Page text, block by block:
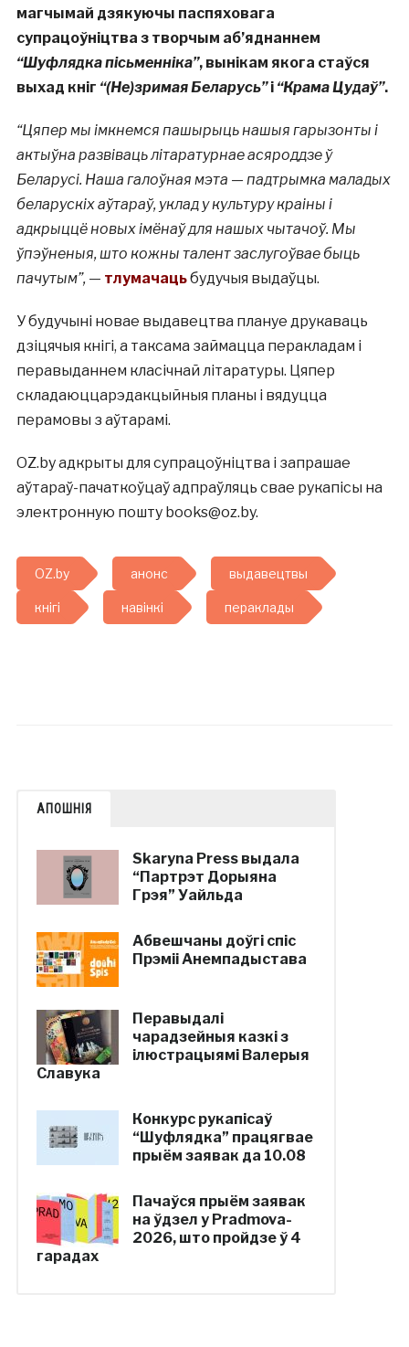
магчымай дзякуючы паспяховага
супрацоўніцтва з творчым аб’яднаннем
“Шуфлядка пісьменніка”, вынікам якога стаўся
выхад кніг “(Не)зримая Беларусь”і “Крама Цудаў”.
“Цяпер мы імкнемся пашырыць нашыя гарызонты і
актыўна развіваць літаратурнае асяроддзе ў
Беларусі. Наша галоўная мэта — падтрымка маладых
беларускіх аўтараў, уклад у культуру краіны і
адкрыццё новых імёнаў для нашых чытачоў. Мы
ўпэўненыя, што кожны талент заслугоўвае быць
пачутым”,— тлумачацьбудучыя выдаўцы.
У будучыні новае выдавецтва плануе друкаваць
дзіцячыя кнігі, а таксама займацца перакладам і
перавыданнем класічнай літаратуры. Цяпер
складаюццарэдакцыйныя планы і вядуцца
перамовы з аўтарамі.
OZ.by адкрыты для супрацоўніцтва і запрашае
аўтараў-пачаткоўцаў адпраўляць свае рукапісы на
электронную пошту books@oz.by.
OZ.by анонс выдавецтвы
кнігі навінкі пераклады
АПОШНІЯ
Skaryna Press выдала
“Партрэт Дорыяна
Грэя” Уайльда
Абвешчаны доўгі спіс
Прэміі Анемпадыстава
Перавыдалі
чарадзейныя казкі з
ілюстрацыямі Валерыя
Славука
Конкурс рукапісаў
“Шуфлядка” працягвае
прыём заявак да 10.08
Пачаўся прыём заявак
на ўдзел у Pradmova-
2026, што пройдзе ў 4
гарадах